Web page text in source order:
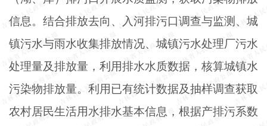
信息。结合排放去向、入河排污口调查与监测、城
镇污水与雨水收集排放情况、城镇污水处理厂污水
处理量及排放量，利用排水水质数据，核算城镇水
污染物排放量。利用已有统计数据及抽样调查获取
农村居民生活用水排水基本信息，根据产排污系数